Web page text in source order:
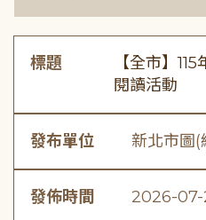
標題
【全市】
閱讀活動
發布單位 新北市圖(
發佈時間 2026-07-